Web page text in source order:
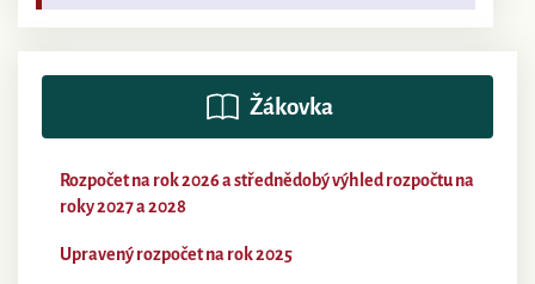
Žákovka
Rozpočet na rok 2026 a střednědobý výhled rozpočtu na
roky 2027 a 2028
Upravený rozpočet na rok 2025